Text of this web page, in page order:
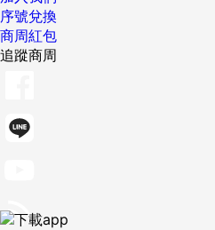
序號兌換
商周紅包
追蹤商周